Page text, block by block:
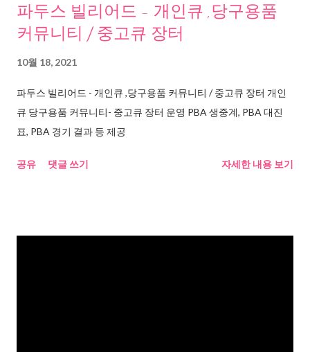
파두스 빌리어드 - 개인큐 ,당구용품
커뮤니티 / 중고큐 장터
10월 18, 2021
파두스 빌리어드 - 개인큐 ,당구용품 커뮤니티 / 중고큐 장터 개인
큐 당구용품 커뮤니티- 중고큐 장터 운영 PBA 생중계, PBA 대진
표, PBA 경기 결과 등 제공
공유 댓글 쓰기 자세한 내용 보기